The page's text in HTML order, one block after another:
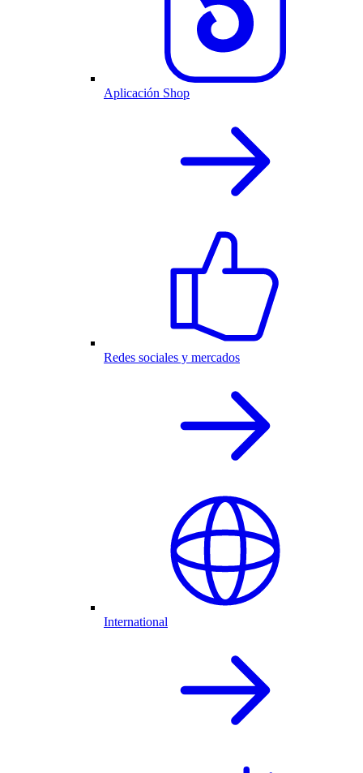
Aplicación Shop
Redes sociales y mercados
International